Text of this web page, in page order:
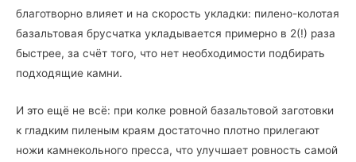
благотворно влияет и на скорость укладки: пилено-колотая
базальтовая брусчатка укладывается примерно в 2(!) раза
быстрее, за счёт того, что нет необходимости подбирать
подходящие камни.
И это ещё не всё: при колке ровной базальтовой заготовки
к гладким пиленым краям достаточно плотно прилегают
ножи камнекольного пресса, что улучшает ровность самой